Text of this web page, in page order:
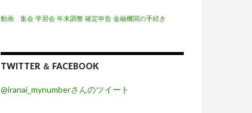
動画 集会 学習会 年末調整 確定申告 金融機関の手続き
TWITTER ＆ FACEBOOK
@iranai_mynumberさんのツイート